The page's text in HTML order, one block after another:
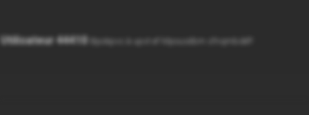
Utilisateur 44410 Bpokpvs à upvt ef Mpousébm sfnqmbdéf!